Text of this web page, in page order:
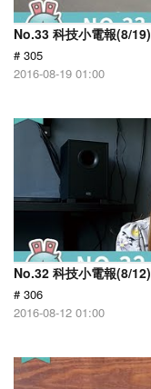
No.33 科技小電報(8/19)
# 305
2016-08-19 01:00
No.32 科技小電報(8/12)
# 306
2016-08-12 01:00